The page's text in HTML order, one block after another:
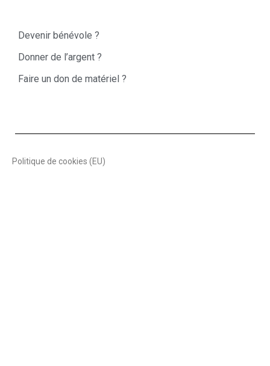
Devenir bénévole ?
Donner de l’argent ?
Faire un don de matériel ?
Politique de cookies (EU)